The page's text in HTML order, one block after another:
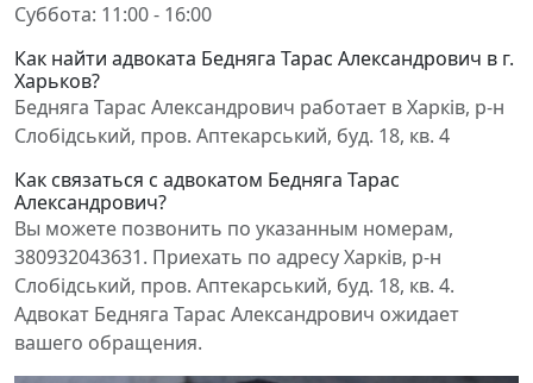
Суббота: 11:00 - 16:00
Как найти адвоката Бедняга Тарас Александрович в г.
Харьков?
Бедняга Тарас Александрович работает в Харків, р-н
Слобідський, пров. Аптекарський, буд. 18, кв. 4
Как связаться с адвокатом Бедняга Тарас
Александрович?
Вы можете позвонить по указанным номерам,
380932043631. Приехать по адресу Харків, р-н
Слобідський, пров. Аптекарський, буд. 18, кв. 4.
Адвокат Бедняга Тарас Александрович ожидает
вашего обращения.